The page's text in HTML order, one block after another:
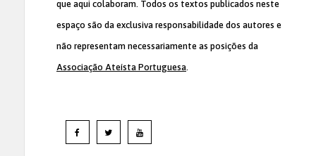
que aqui colaboram. Todos os textos publicados neste
espaço são da exclusiva responsabilidade dos autores e
não representam necessariamente as posições da
Associação Ateísta Portuguesa.